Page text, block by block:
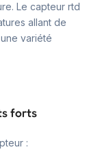
Le capteur rtd
allant de
variété
forts
: